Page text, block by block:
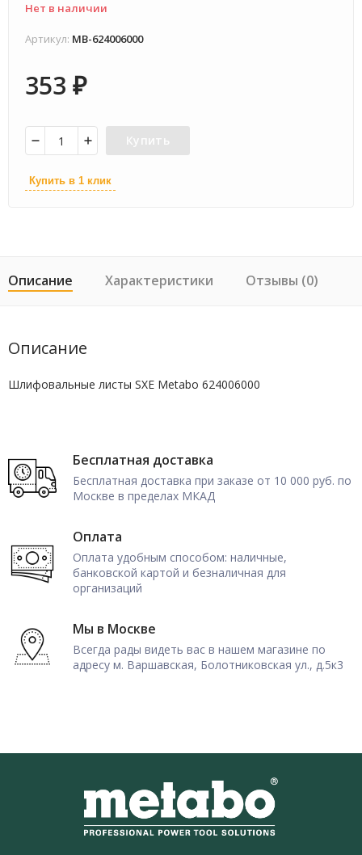
Нет в наличии
Артикул: MB-624006000
353 ₽
Купить
Купить в 1 клик
Описание Характеристики Отзывы (0)
Описание
Шлифовальные листы SXE Metabo 624006000
Бесплатная доставка
Бесплатная доставка при заказе от 10 000 руб. по
Москве в пределах МКАД
Оплата
Оплата удобным способом: наличные,
банковской картой и безналичная для
организаций
Мы в Москве
Всегда рады видеть вас в нашем магазине по
адресу м. Варшавская, Болотниковская ул., д.5к3